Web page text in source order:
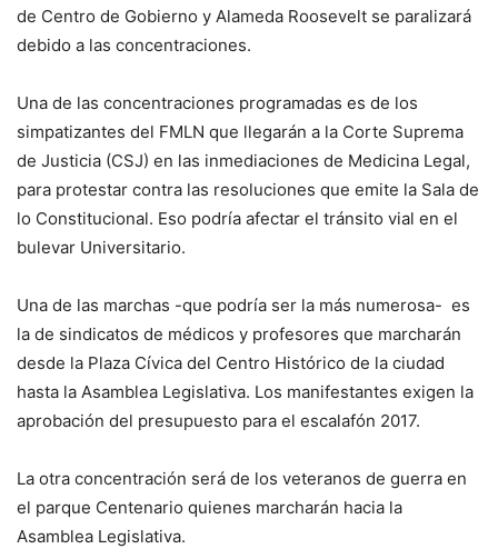
de Centro de Gobierno y Alameda Roosevelt se paralizará
debido a las concentraciones.
Una de las concentraciones programadas es de los
simpatizantes del FMLN que llegarán a la Corte Suprema
de Justicia (CSJ) en las inmediaciones de Medicina Legal,
para protestar contra las resoluciones que emite la Sala de
lo Constitucional. Eso podría afectar el tránsito vial en el
bulevar Universitario.
Una de las marchas -que podría ser la más numerosa- es
la de sindicatos de médicos y profesores que marcharán
desde la Plaza Cívica del Centro Histórico de la ciudad
hasta la Asamblea Legislativa. Los manifestantes exigen la
aprobación del presupuesto para el escalafón 2017.
La otra concentración será de los veteranos de guerra en
el parque Centenario quienes marcharán hacia la
Asamblea Legislativa.